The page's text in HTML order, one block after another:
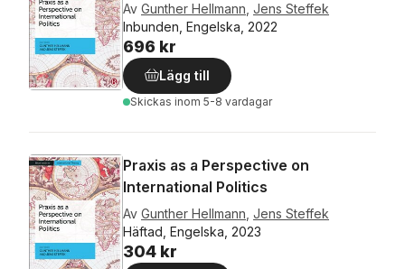
Av Gunther Hellmann Jens Steffek
Inbunden, Engelska, 2022
696 kr
Lägg till
Skickas inom 5-8 vardagar
Praxis as a Perspective on
International Politics
Av Gunther Hellmann Jens Steffek
Häftad, Engelska, 2023
304 kr